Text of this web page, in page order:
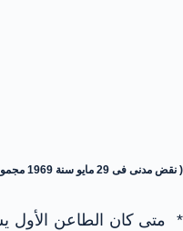
( نقض مدنى فى 29 مايو سنة 1969 مجموعة أحكام محكمة النقض س20 رقم 285 ص 838 )
* متى كان الطاعن الأول